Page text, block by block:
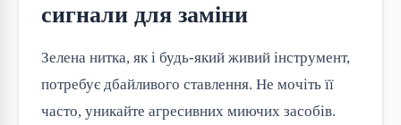
сигнали для заміни
Зелена нитка, як і будь-який живий інструмент,
потребує дбайливого ставлення. Не мочіть її
часто, уникайте агресивних миючих засобів.